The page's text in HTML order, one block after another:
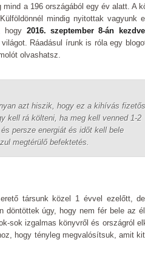
a 196 országából egy év alatt. A
mindig nyitottak vagyunk
hogy 2016. szeptember 8-án kezdve
Ráadásul írunk is róla egy
olvashatsz.
azt hiszik, hogy ez a kihívás fizetős.
kell rá költeni, ha meg kell venned 1-2
persze energiát és időt kell bele
megtérülő befektetés.
társunk közel 1 évvel ezelőtt,
döntöttek úgy, hogy nem fér bele az
sok izgalmas könyvről és országról
hogy tényleg megvalósítsuk, amit